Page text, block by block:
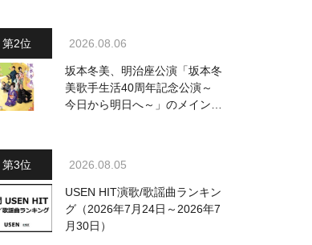
出演者・曲目情報
2026.08.06
坂本冬美、明治座公演「坂本冬
美歌手生活40周年記念公演～
今日から明日へ～」のメインビ
2026.08.05
USEN HIT演歌/歌謡曲ランキン
グ（2026年7月24日～2026年7
月30日）